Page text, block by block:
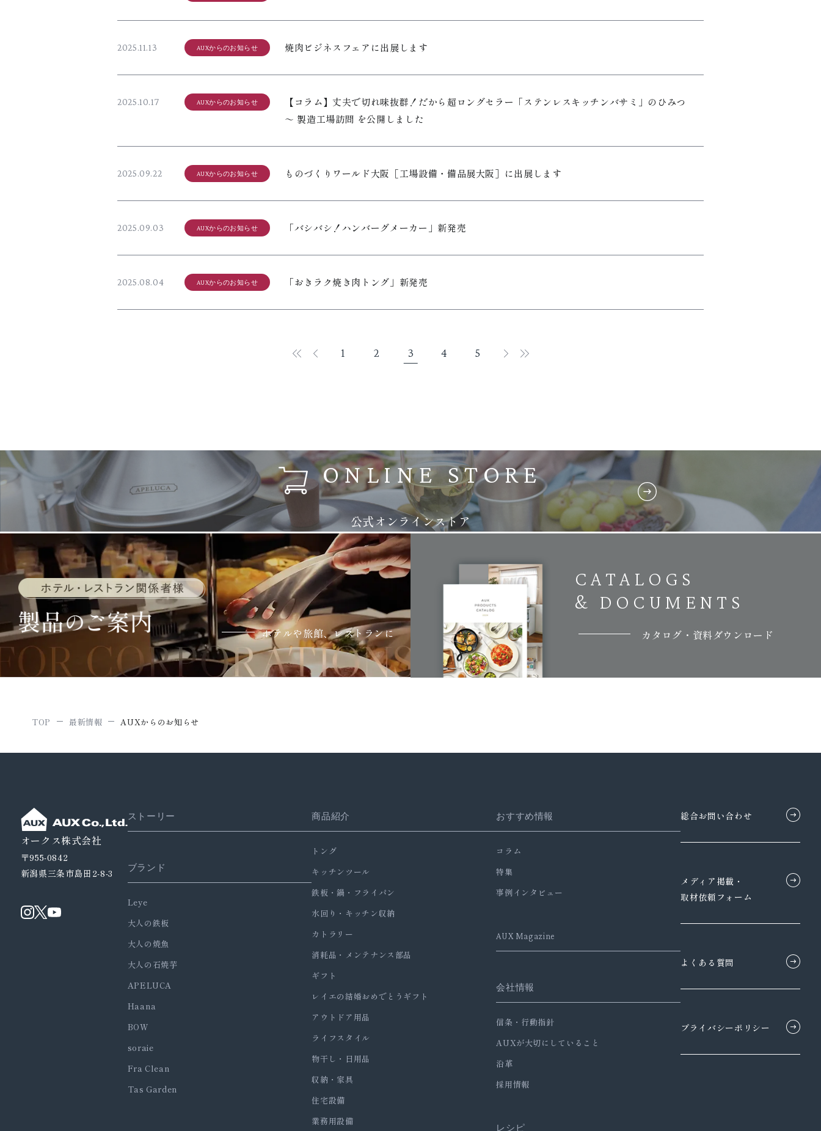
2025.11.13 AUXからのお知らせ 焼肉ビジネスフェアに出展します
2025.10.17 AUXからのお知らせ
【コラム】丈夫で切れ味抜群！だから超ロングセラー「ステンレスキッチンバサミ」のひみつ
～ 製造工場訪問 を公開しました
2025.09.22 AUXからのお知らせ ものづくりワールド大阪［工場設備・備品展大阪］に出展します
2025.09.03 AUXからのお知らせ 「バシバシ！ハンバーグメーカー」新発売
2025.08.04 AUXからのお知らせ 「おきラク焼き肉トング」新発売
1 2 3 4 5
ONLINE STORE
公式オンラインストア
ホテルや旅館、レストランに
CATALOGS
& DOCUMENTS
カタログ・資料ダウンロード
TOP 最新情報 AUXからのお知らせ
オークス株式会社
〒955-0842
新潟県三条市島田2-8-3
ストーリー
ブランド
Leye
大人の鉄板
大人の焼魚
大人の石焼芋
APELUCA
Haana
BOW
soraie
Fra Clean
Tas Garden
商品紹介
トング
キッチンツール
鉄板・鍋・フライパン
水回り・キッチン収納
カトラリー
消耗品・メンテナンス部品
ギフト
レイエの結婚おめでとうギフト
アウトドア用品
ライフスタイル
物干し・日用品
収納・家具
住宅設備
業務用設備
おすすめ情報
コラム
特集
事例インタビュー
AUX Magazine
会社情報
信条・行動指針
AUXが大切にしていること
沿革
採用情報
レシピ
総合お問い合わせ
メディア掲載・
取材依頼フォーム
よくある質問
プライバシーポリシー